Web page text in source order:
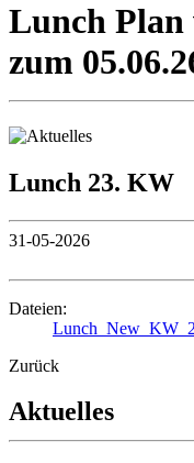
Lunch Plan
zum
Lunch 23. KW
31-05-2026
Dateien:
Zurück
Aktuelles